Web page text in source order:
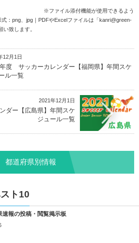
※ファイル添付機能が使用できるよう
：png、jpg｜PDFやExcelファイルは「kanri@green-
い致します。
12月1日
度 サッカーカレンダー【福岡県】年間スケ
ル一覧
2021年12月1日
ダー【広島県】年間スケ
ジュール一覧
都道府県別情報
ト10
速報の投稿・閲覧掲示板